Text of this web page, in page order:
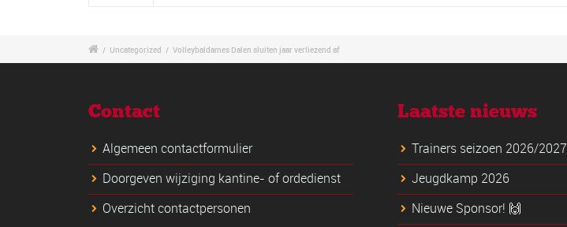
/ Uncategorized / Volleybaldames Dalen sluiten jaar verliezend af
Contact
Algemeen contactformulier
Doorgeven wijziging kantine- of ordedienst
Overzicht contactpersonen
Laatste nieuws
Trainers seizoen 2026/2027
Jeugdkamp 2026
Nieuwe Sponsor! 🙌